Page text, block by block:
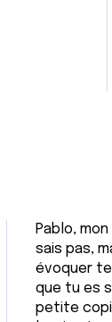
Pablo,
sais pas,
évoquer
que tu es
petite